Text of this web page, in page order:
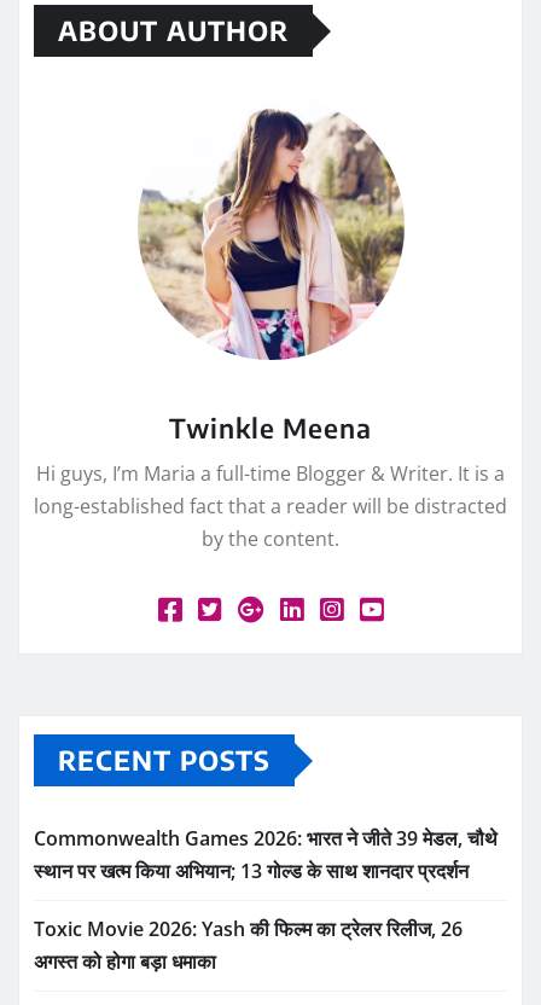
ABOUT AUTHOR
Twinkle Meena
Hi guys, I’m Maria a full-time Blogger & Writer. It is a
long-established fact that a reader will be distracted
by the content.
RECENT POSTS
Commonwealth Games 2026: भारत ने जीते 39 मेडल, चौथे
स्थान पर खत्म किया अभियान; 13 गोल्ड के साथ शानदार प्रदर्शन
Toxic Movie 2026: Yash की फिल्म का ट्रेलर रिलीज, 26
अगस्त को होगा बड़ा धमाका